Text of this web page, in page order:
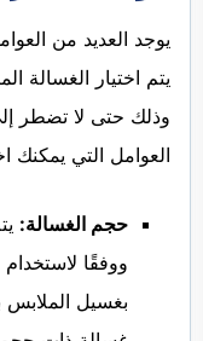
يوجد العديد من
يتم اختيار الغسالة
وذلك حتى لا تضطر
العوامل التي يمكنك
حجم الغسالة:
ووفقًا
بغسيل